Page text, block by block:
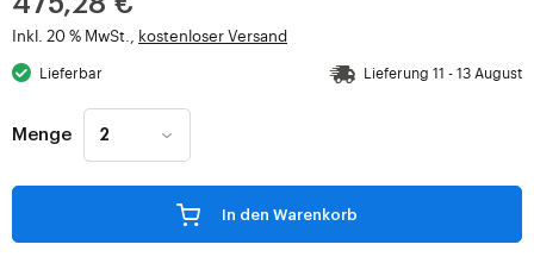
Inkl. 20 % MwSt., kostenloser Versand
Lieferbar Lieferung 11 - 13 August
Menge
In den Warenkorb